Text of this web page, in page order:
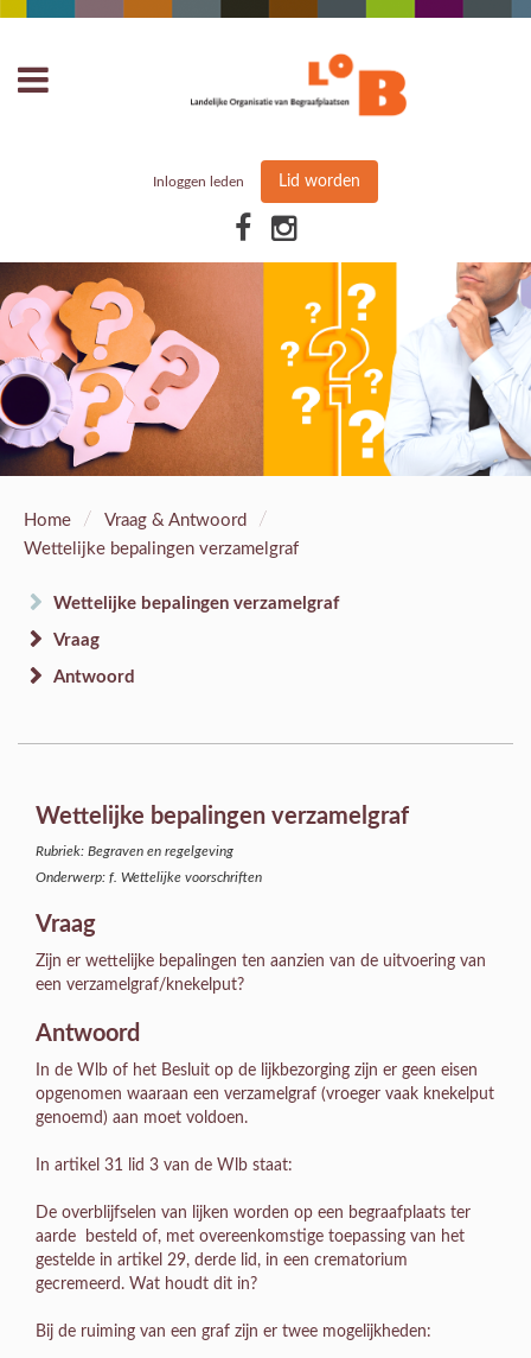
Inloggen leden Lid worden
Home / Vraag & Antwoord /
Wettelijke bepalingen verzamelgraf
Wettelijke bepalingen verzamelgraf
Vraag
Antwoord
Wettelijke bepalingen verzamelgraf
Rubriek: Begraven en regelgeving
Onderwerp: f. Wettelijke voorschriften
Vraag
Zijn er wettelijke bepalingen ten aanzien van de uitvoering van
een verzamelgraf/knekelput?
Antwoord
In de Wlb of het Besluit op de lijkbezorging zijn er geen eisen
opgenomen waaraan een verzamelgraf (vroeger vaak knekelput
genoemd) aan moet voldoen.
In artikel 31 lid 3 van de Wlb staat:
De overblijfselen van lijken worden op een begraafplaats ter
aarde besteld of, met overeenkomstige toepassing van het
gestelde in artikel 29, derde lid, in een crematorium
gecremeerd. Wat houdt dit in?
Bij de ruiming van een graf zijn er twee mogelijkheden: